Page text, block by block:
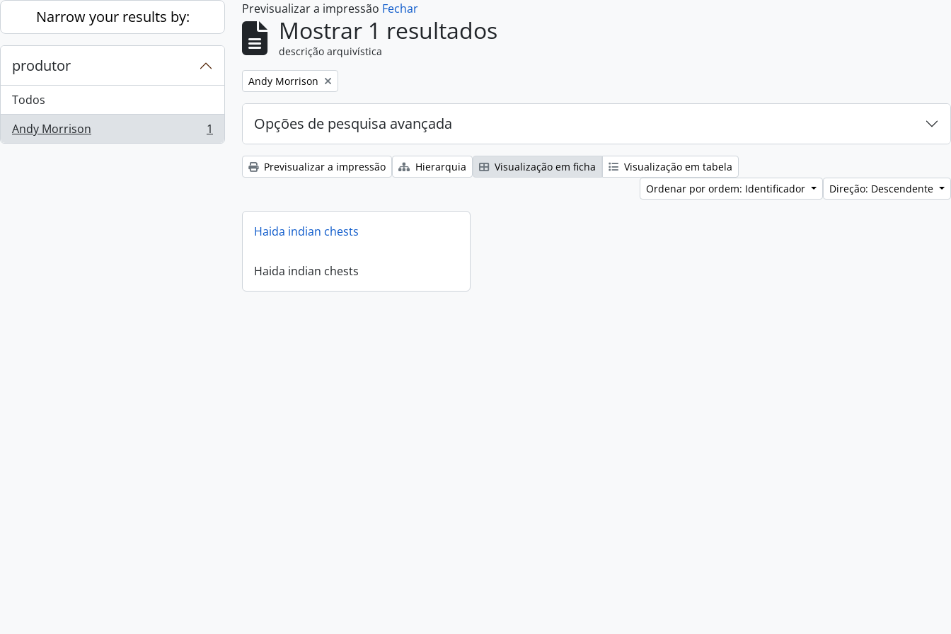
Skip to main content
Narrow your results by:
produtor
Todos
Andy Morrison
, 1 resultados 1
Previsualizar a impressão Fechar
Mostrar 1 resultados
descrição arquivística
Remove filter:
Andy Morrison
Opções de pesquisa avançada
Previsualizar a impressão Hierarquia Visualização em ficha
Visualização em tabela
Ordenar por ordem: Identificador
Direção: Descendente
Haida indian chests
Haida indian chests